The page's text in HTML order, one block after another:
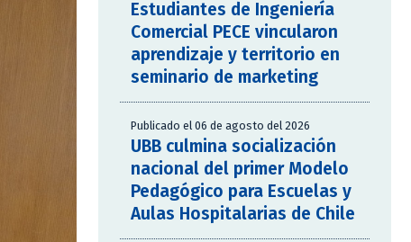
Estudiantes de Ingeniería
Comercial PECE vincularon
aprendizaje y territorio en
seminario de marketing
Publicado el 06 de agosto del 2026
UBB culmina socialización
nacional del primer Modelo
Pedagógico para Escuelas y
Aulas Hospitalarias de Chile